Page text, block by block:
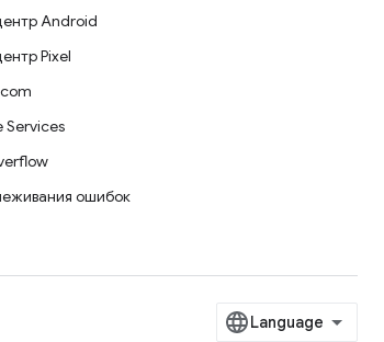
Android
Pixel
Services
ошибок